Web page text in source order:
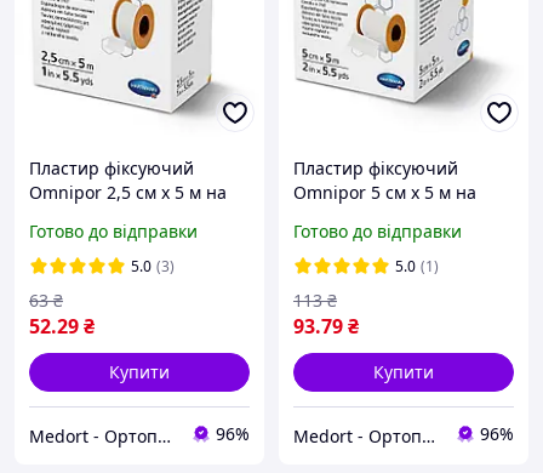
Пластир фіксуючий
Omnipor 2,5 см х 5 м на
Готово до відправки
5.0 (3)
52.29₴
63 ₴
Купити
Medort - Ортопедична продукція, товари для здоров'я 96%
Пластир фіксуючий
Omnipor 5 см х 5 м на
Готово до відправки
5.0 (1)
93.79₴
113 ₴
Купити
Medort - Ортопедична продукція, товари для здоров'я 96%